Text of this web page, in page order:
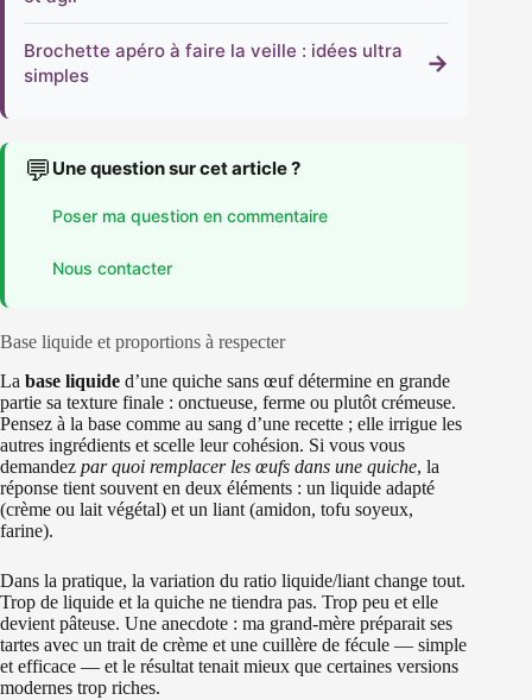
Brochette apéro à faire la veille : idées ultra
simples
→
💬 Une question sur cet article ?
Poser ma question en commentaire
Nous contacter
Base liquide et proportions à respecter
La base liquide d’une quiche sans œuf détermine en grande
partie sa texture finale : onctueuse, ferme ou plutôt crémeuse.
Pensez à la base comme au sang d’une recette ; elle irrigue les
autres ingrédients et scelle leur cohésion. Si vous vous
demandez par quoi remplacer les œufs dans une quiche, la
réponse tient souvent en deux éléments : un liquide adapté
(crème ou lait végétal) et un liant (amidon, tofu soyeux,
farine).
Dans la pratique, la variation du ratio liquide/liant change tout.
Trop de liquide et la quiche ne tiendra pas. Trop peu et elle
devient pâteuse. Une anecdote : ma grand-mère préparait ses
tartes avec un trait de crème et une cuillère de fécule — simple
et efficace — et le résultat tenait mieux que certaines versions
modernes trop riches.